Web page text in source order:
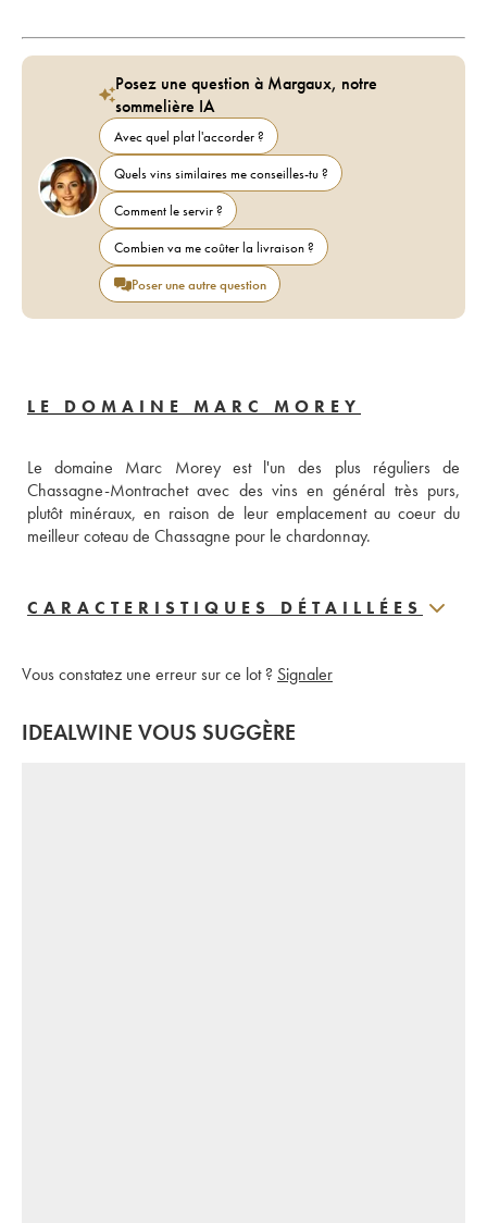
Posez une question à Margaux, notre
sommelière IA
Avec quel plat l'accorder ?
Quels vins similaires me conseilles-tu ?
Comment le servir ?
Combien va me coûter la livraison ?
Poser une autre question
LE DOMAINE MARC MOREY
Le domaine Marc Morey est l'un des plus réguliers de
Chassagne-Montrachet avec des vins en général très purs,
plutôt minéraux, en raison de leur emplacement au coeur du
meilleur coteau de Chassagne pour le chardonnay.
CARACTERISTIQUES DÉTAILLÉES
Vous constatez une erreur sur ce lot ? Signaler
IDEALWINE VOUS SUGGÈRE